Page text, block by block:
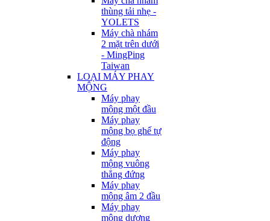
thùng tải nhẹ -
YOLETS
Máy chà nhám
2 mặt trên dưới
- MingPing
Taiwan
LOẠI MÁY PHAY
MỘNG
Máy phay
mộng một đầu
Máy phay
mộng bọ ghế tự
động
Máy phay
mộng vuông
thẳng đứng
Máy phay
mộng âm 2 đầu
Máy phay
mộng dương